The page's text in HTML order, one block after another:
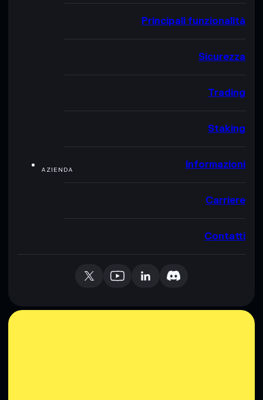
Principali funzionalità
Sicurezza
Trading
Staking
AZIENDA Informazioni
Carriere
Contatti